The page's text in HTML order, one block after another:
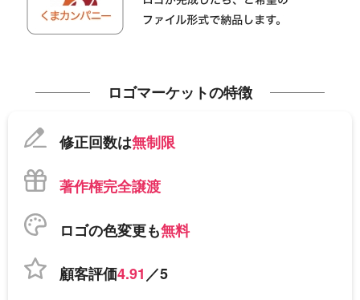
ロゴマーケットの特徴
修正回数は無制限
著作権完全譲渡
ロゴの色変更も無料
顧客評価4.91／5